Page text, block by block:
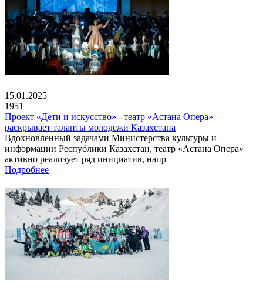
15.01.2025
1951
Проект «Дети и искусство» - театр «Астана Опера»
раскрывает таланты молодежи Казахстана
Вдохновленный задачами Министерства культуры и
информации Республики Казахстан, театр «Астана Опера»
активно реализует ряд инициатив, напр
Подробнее